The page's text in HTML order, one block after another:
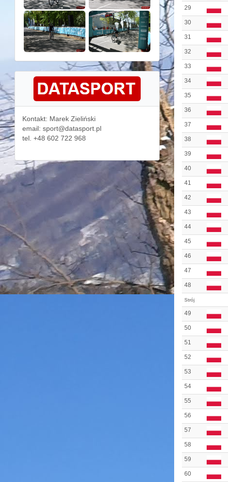
Kontakt: Marek Zieliński
email: sport@datasport.pl
tel. +48 602 722 968
29
30
31
32
33
34
35
36
37
38
39
40
41
42
43
44
45
46
47
48
Strój
49
50
51
52
53
54
55
56
57
58
59
60